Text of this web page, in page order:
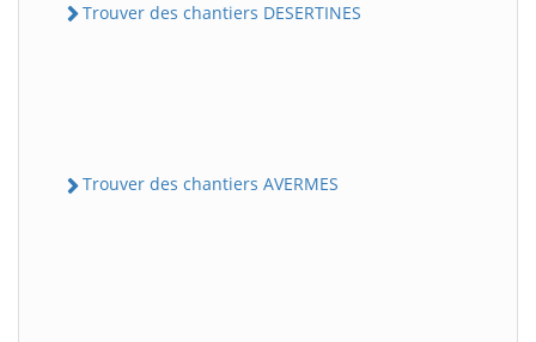
Trouver des chantiers DESERTINES
Trouver des chantiers AVERMES